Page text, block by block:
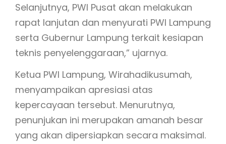
Selanjutnya, PWI Pusat akan melakukan
rapat lanjutan dan menyurati PWI Lampung
serta Gubernur Lampung terkait kesiapan
teknis penyelenggaraan,” ujarnya.
Ketua PWI Lampung, Wirahadikusumah,
menyampaikan apresiasi atas
kepercayaan tersebut. Menurutnya,
penunjukan ini merupakan amanah besar
yang akan dipersiapkan secara maksimal.